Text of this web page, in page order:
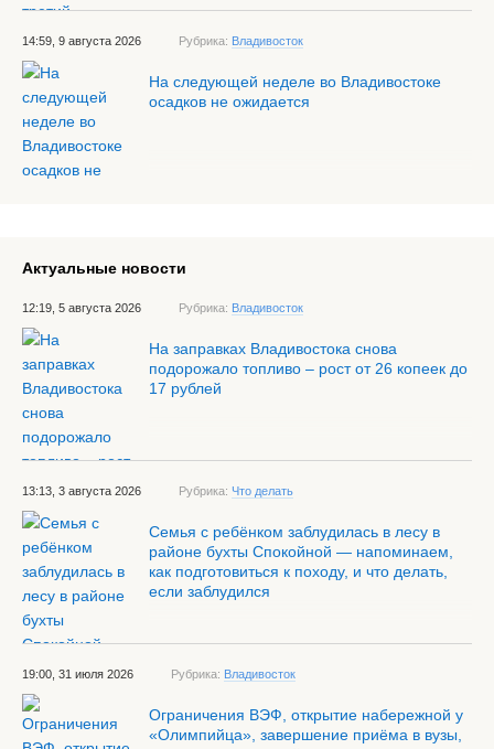
14:59, 9 августа 2026 Рубрика: Владивосток
На следующей неделе во Владивостоке
осадков не ожидается
Актуальные новости
12:19, 5 августа 2026 Рубрика: Владивосток
На заправках Владивостока снова
подорожало топливо – рост от 26 копеек до
17 рублей
13:13, 3 августа 2026 Рубрика: Что делать
Семья с ребёнком заблудилась в лесу в
районе бухты Спокойной — напоминаем,
как подготовиться к походу, и что делать,
если заблудился
19:00, 31 июля 2026 Рубрика: Владивосток
Ограничения ВЭФ, открытие набережной у
«Олимпийца», завершение приёма в вузы,